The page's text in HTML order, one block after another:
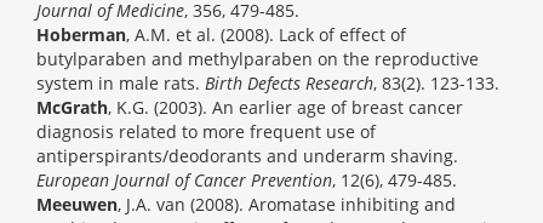
Journal of Medicine, 356, 479-485.
Hoberman, A.M. et al. (2008). Lack of effect of
butylparaben and methylparaben on the reproductive
system in male rats. Birth Defects Research, 83(2). 123-133.
McGrath, K.G. (2003). An earlier age of breast cancer
diagnosis related to more frequent use of
antiperspirants/deodorants and underarm shaving.
European Journal of Cancer Prevention, 12(6), 479-485.
Meeuwen, J.A. van (2008). Aromatase inhibiting and